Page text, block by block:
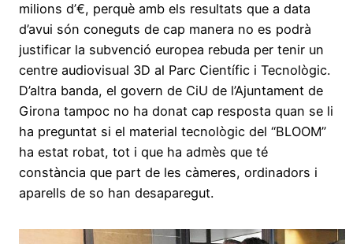
milions d’€, perquè amb els resultats que a data
d’avui són coneguts de cap manera no es podrà
justificar la subvenció europea rebuda per tenir un
centre audiovisual 3D al Parc Científic i Tecnològic.
D’altra banda, el govern de CiU de l’Ajuntament de
Girona tampoc no ha donat cap resposta quan se li
ha preguntat si el material tecnològic del “BLOOM”
ha estat robat, tot i que ha admès que té
constància que part de les càmeres, ordinadors i
aparells de so han desaparegut.